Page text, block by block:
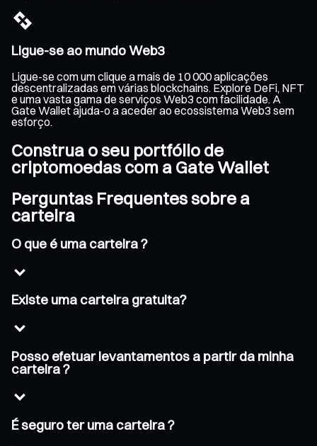
Ligue-se ao mundo Web3
Ligue-se com um clique a mais de 10 000 aplicações
descentralizadas em várias blockchains. Explore DeFi, NFT
e uma vasta gama de serviços Web3 com facilidade. A
Gate Wallet ajuda-o a aceder ao ecossistema Web3 sem
esforço.
Construa o seu portfólio de
criptomoedas com a Gate Wallet
Perguntas Frequentes sobre a
carteira
O que é uma carteira ?
Existe uma carteira gratuita?
Posso efetuar levantamentos a partir da minha
carteira ?
É seguro ter uma carteira ?